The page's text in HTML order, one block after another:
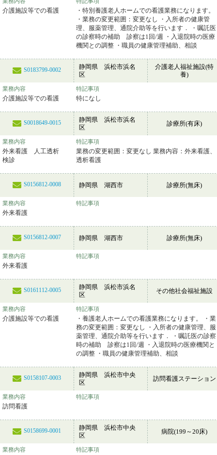
介護施設等での看護
・特別養護老人ホームでの看護業務になります。
・業務の変更範囲：変更なし ・入所者の健康管
理、服薬管理、通院介助等を行います． ・嘱託医
の診察時の補助 診察は1回/週 ・入退院時の医療
機関との調整 ・職員の健康管理補助、相談
S0183799-0002
静岡県 浜松市浜名
区
介護老人福祉施設(特
養)
業務内容
介護施設等での看護
特記事項
特になし
S0018649-0015
静岡県 浜松市浜名
区
診療所(有床)
業務内容
外来看護 人工透析
検診
特記事項
業務の変更範囲：変更なし 業務内容：外来看護、
透析看護
S0156812-0008 静岡県 湖西市 診療所(無床)
業務内容
外来看護
特記事項
S0156812-0007 静岡県 湖西市 診療所(無床)
業務内容
外来看護
特記事項
S0161112-0005
静岡県 浜松市浜名
区
その他社会福祉施設
業務内容
介護施設等での看護
特記事項
・養護老人ホームでの看護業務になります。 ・業
務の変更範囲：変更なし ・入所者の健康管理、服
薬管理、通院介助等を行います． ・嘱託医の診察
時の補助 診察は1回/週 ・入退院時の医療機関と
の調整 ・職員の健康管理補助、相談
S0158107-0003
静岡県 浜松市中央
区
訪問看護ステーション
業務内容
訪問看護
特記事項
S0158699-0001
静岡県 浜松市中央
区
病院(199～20床)
業務内容 特記事項